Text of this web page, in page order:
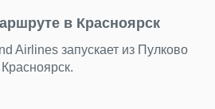
в Красноярск
Airlines запускает из Пулково